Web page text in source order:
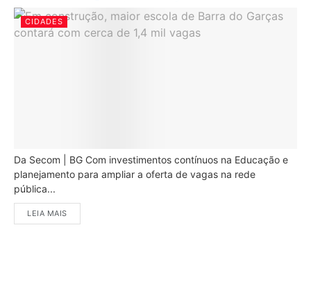
CIDADES
Da Secom | BG Com investimentos contínuos na Educação e
planejamento para ampliar a oferta de vagas na rede
pública...
LEIA MAIS